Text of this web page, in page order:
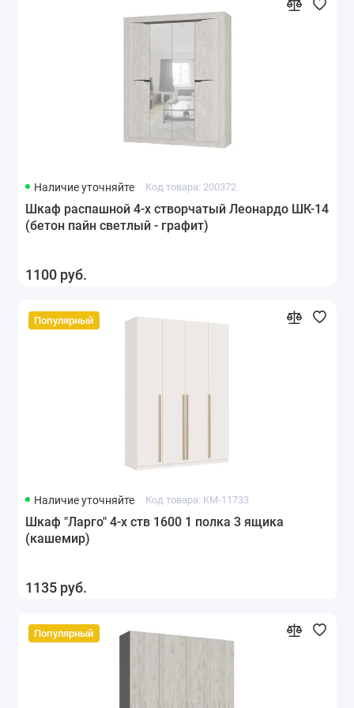
Наличие уточняйте Код товара: 200372
Шкаф распашной 4-х створчатый Леонардо ШК-14
(бетон пайн светлый - графит)
1100 руб.
Популярный
Наличие уточняйте Код товара: KM-11733
Шкаф "Ларго" 4-х ств 1600 1 полка 3 ящика
(кашемир)
1135 руб.
Популярный